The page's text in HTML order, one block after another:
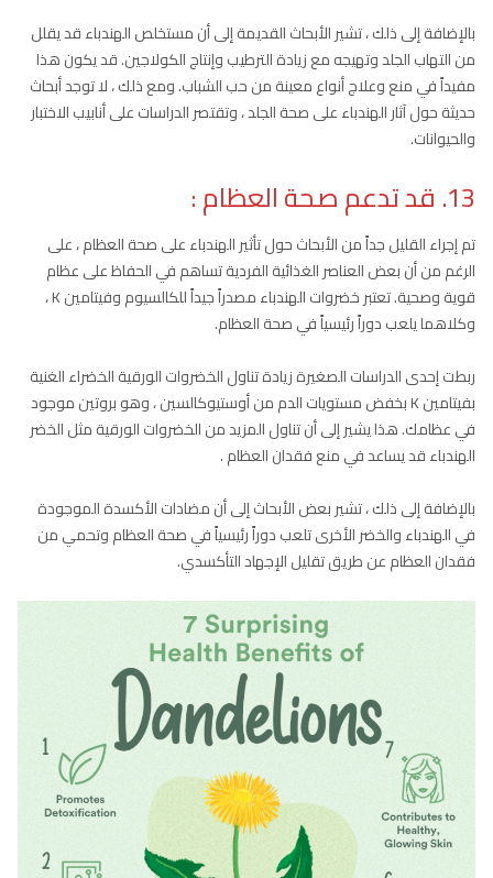
بالإضافة إلى ذلك ، تشير الأبحاث القديمة إلى أن مستخلص الهندباء قد يقلل
من التهاب الجلد وتهيجه مع زيادة الترطيب وإنتاج الكولاجين. قد يكون هذا
مفيداً في منع وعلاج أنواع معينة من حب الشباب. ومع ذلك ، لا توجد أبحاث
حديثة حول آثار الهندباء على صحة الجلد ، وتقتصر الدراسات على أنابيب الاختبار
والحيوانات.
13. قد تدعم صحة العظام :
تم إجراء القليل جداً من الأبحاث حول تأثير الهندباء على صحة العظام ، على
الرغم من أن بعض العناصر الغذائية الفردية تساهم في الحفاظ على عظام
قوية وصحية. تعتبر خضروات الهندباء مصدراً جيداً للكالسيوم وفيتامين K ،
وكلاهما يلعب دوراً رئيسياً في صحة العظام.
ربطت إحدى الدراسات الصغيرة زيادة تناول الخضروات الورقية الخضراء الغنية
بفيتامين K بخفض مستويات الدم من أوستيوكالسين ، وهو بروتين موجود
في عظامك. هذا يشير إلى أن تناول المزيد من الخضروات الورقية مثل الخضر
الهندباء قد يساعد في منع فقدان العظام .
بالإضافة إلى ذلك ، تشير بعض الأبحاث إلى أن مضادات الأكسدة الموجودة
في الهندباء والخضر الأخرى تلعب دوراً رئيسياً في صحة العظام وتحمي من
فقدان العظام عن طريق تقليل الإجهاد التأكسدي.